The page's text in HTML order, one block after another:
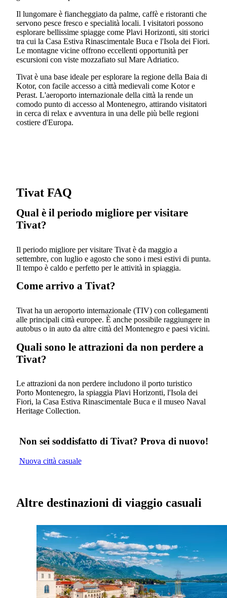
Il lungomare è fiancheggiato da palme, caffè e ristoranti che
servono pesce fresco e specialità locali. I visitatori possono
esplorare bellissime spiagge come Plavi Horizonti, siti storici
tra cui la Casa Estiva Rinascimentale Buca e l'Isola dei Fiori.
Le montagne vicine offrono eccellenti opportunità per
escursioni con viste mozzafiato sul Mare Adriatico.
Tivat è una base ideale per esplorare la regione della Baia di
Kotor, con facile accesso a città medievali come Kotor e
Perast. L'aeroporto internazionale della città la rende un
comodo punto di accesso al Montenegro, attirando visitatori
in cerca di relax e avventura in una delle più belle regioni
costiere d'Europa.
Tivat FAQ
Qual è il periodo migliore per visitare
Tivat?
Il periodo migliore per visitare Tivat è da maggio a
settembre, con luglio e agosto che sono i mesi estivi di punta.
Il tempo è caldo e perfetto per le attività in spiaggia.
Come arrivo a Tivat?
Tivat ha un aeroporto internazionale (TIV) con collegamenti
alle principali città europee. È anche possibile raggiungere in
autobus o in auto da altre città del Montenegro e paesi vicini.
Quali sono le attrazioni da non perdere a
Tivat?
Le attrazioni da non perdere includono il porto turistico
Porto Montenegro, la spiaggia Plavi Horizonti, l'Isola dei
Fiori, la Casa Estiva Rinascimentale Buca e il museo Naval
Heritage Collection.
Non sei soddisfatto di Tivat? Prova di nuovo!
Nuova città casuale
Altre destinazioni di viaggio casuali